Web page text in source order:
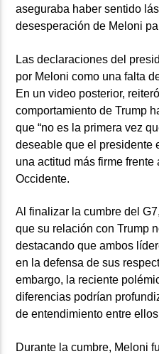
aseguraba haber sentido
desesperación de Meloni
Las declaraciones del
por Meloni como una falta
En un video posterior,
comportamiento de Trump
que “no es la primera vez
deseable que el presidente
una actitud más firme
Occidente.
Al finalizar la cumbre del
que su relación con Trump
destacando que ambos
en la defensa de sus
embargo, la reciente
diferencias podrían
de entendimiento entre
Durante la cumbre, Meloni